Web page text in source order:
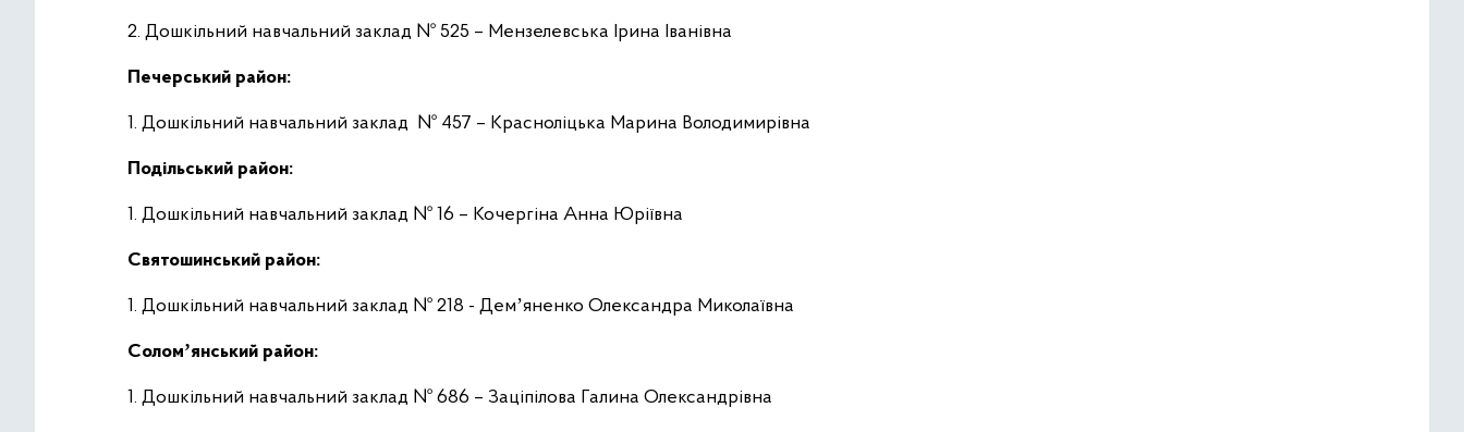
2. Дошкільний навчальний заклад № 525 – Мензелевська Ірина Іванівна
Печерський район:
1. Дошкільний навчальний заклад № 457 – Красноліцька Марина Володимирівна
Подільський район:
1. Дошкільний навчальний заклад № 16 – Кочергіна Анна Юріївна
Святошинський район:
1. Дошкільний навчальний заклад № 218 - Демʼяненко Олександра Миколаївна
Соломʼянський район:
1. Дошкільний навчальний заклад № 686 – Заціпілова Галина Олександрівна